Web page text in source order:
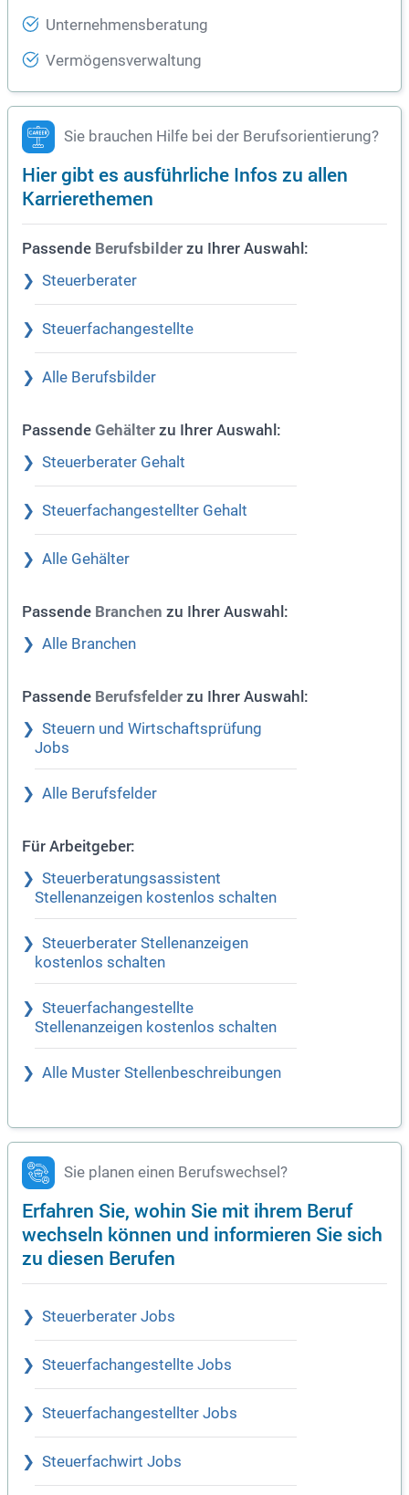
Unternehmensberatung
Vermögensverwaltung
Sie brauchen Hilfe bei der Berufsorientierung?
Hier gibt es ausführliche Infos zu allen
Karrierethemen
Passende Berufsbilder zu Ihrer Auswahl:
Steuerberater
Steuerfachangestellte
Alle Berufsbilder
Passende Gehälter zu Ihrer Auswahl:
Steuerberater Gehalt
Steuerfachangestellter Gehalt
Alle Gehälter
Passende Branchen zu Ihrer Auswahl:
Alle Branchen
Passende Berufsfelder zu Ihrer Auswahl:
Steuern und Wirtschaftsprüfung
Jobs
Alle Berufsfelder
Für Arbeitgeber:
Steuerberatungsassistent
Stellenanzeigen kostenlos schalten
Steuerberater Stellenanzeigen
kostenlos schalten
Steuerfachangestellte
Stellenanzeigen kostenlos schalten
Alle Muster Stellenbeschreibungen
Sie planen einen Berufswechsel?
Erfahren Sie, wohin Sie mit ihrem Beruf
wechseln können und informieren Sie sich
zu diesen Berufen
Steuerberater Jobs
Steuerfachangestellte Jobs
Steuerfachangestellter Jobs
Steuerfachwirt Jobs